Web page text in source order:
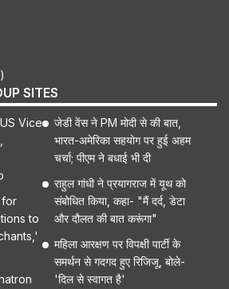
SITES
Vice
for
to
जेडी वेंस ने PM मोदी से की बात,
भारत-अमेरिका सहयोग पर हुई अहम
चर्चा; पीएम ने बधाई भी दी
राहुल गांधी ने प्रयागराज में यूथ को
संबोधित किया, कहा- "मैं दर्द, डेटा
और दौलत की बात करूंगा"
महिला आरक्षण पर विपक्षी पार्टी के
समर्थन से गदगद हुए रिजिजू, बोले-
'दिल से स्वागत है'